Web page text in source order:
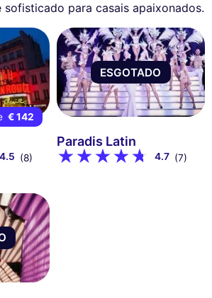
para casais apaixonados.
€ 142
4.5 (8)
ESGOTADO
Paradis Latin
4.7 (7)